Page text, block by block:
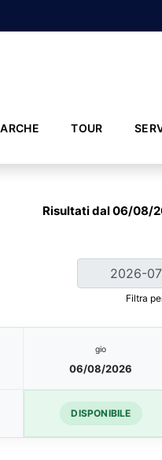
TOUR
Risultati dal 06/08/
Filtra
gio
06/08/2026
DISPONIBILE